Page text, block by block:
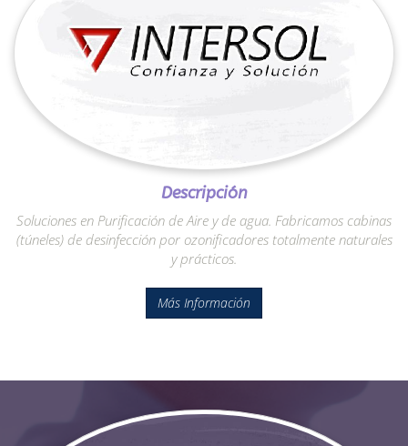
Descripción
Soluciones en Purificación de Aire y de agua. Fabricamos cabinas
(túneles) de desinfección por ozonificadores totalmente naturales
y prácticos.
Más Información